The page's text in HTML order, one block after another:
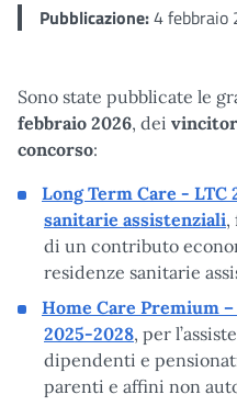
Pubblicazione:4 febbraio
Sono state pubblicate le
febbraio 2026, dei
concorso:
Long Term Care -
sanitarie assistenziali,
di un contributo
residenze sanitarie
Home Care Premium
2025-2028, per
dipendenti e
parenti e affini non